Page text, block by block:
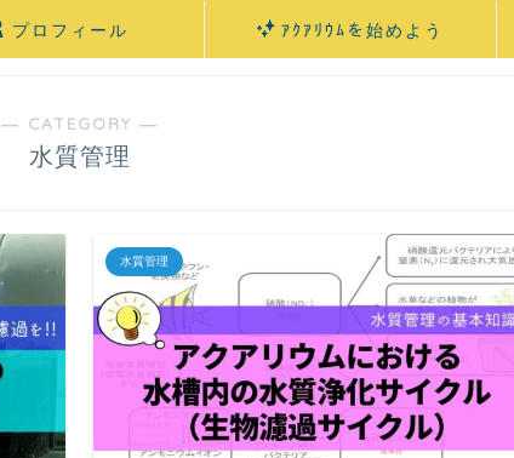
プロフィール ｱｸｱﾘｳﾑを始めよう
― CATEGORY ―
水質管理
水質管理